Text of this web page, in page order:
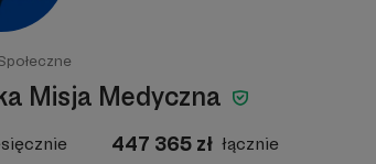
Misja Medyczna
447 365 zł łącznie